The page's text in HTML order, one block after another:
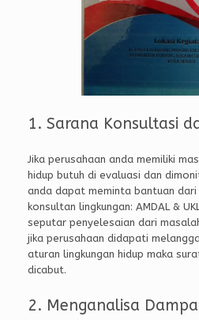
1. Sarana Konsultasi
Jika perusahaan anda memiliki
hidup butuh di evaluasi dan
anda dapat meminta bantuan dari
konsultan lingkungan: AMDAL &
seputar penyelesaian dari
jika perusahaan didapati
aturan lingkungan hidup maka
dicabut.
2. Menganalisa